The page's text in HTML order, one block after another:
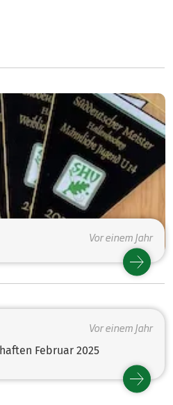
Vor einem Jahr
Vor einem Jahr
Februar 2025